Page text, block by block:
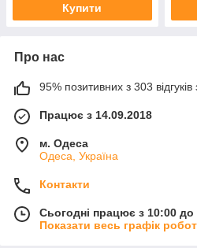
Купити
Про нас
95% позитивних з 303 відгуків
Працює з 14.09.2018
м. Одеса
Одеса, Україна
Контакти
Сьогодні працює з 10:00 до
Показати весь графік